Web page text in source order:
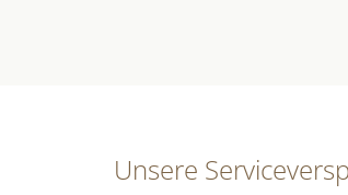
Unsere